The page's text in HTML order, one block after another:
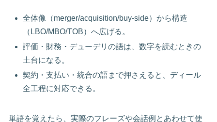
全体像（merger/acquisition/buy-side）から構造
（LBO/MBO/TOB）へ広げる。
評価・財務・デューデリの語は、数字を読むときの
土台になる。
契約・支払い・統合の語まで押さえると、ディール
全工程に対応できる。
単語を覚えたら、実際のフレーズや会話例とあわせて使